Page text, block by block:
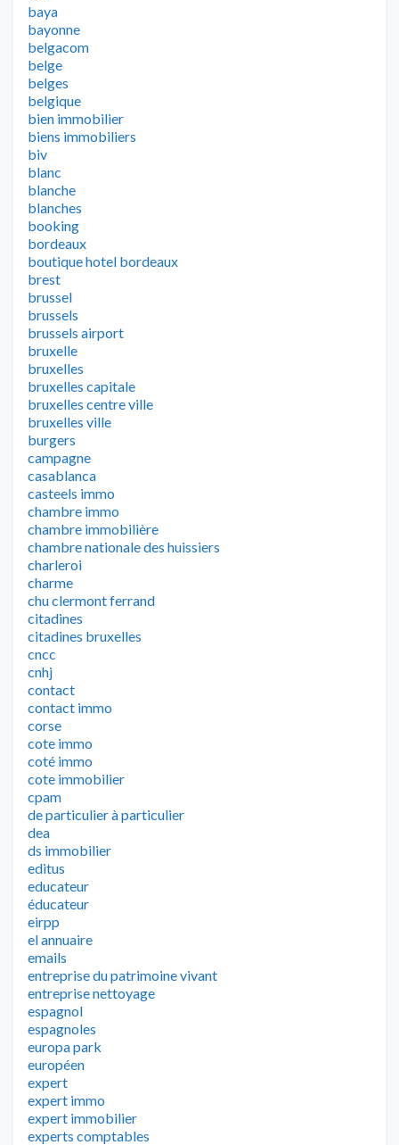
baya
bayonne
belgacom
belge
belges
belgique
bien immobilier
biens immobiliers
biv
blanc
blanche
blanches
booking
bordeaux
boutique hotel bordeaux
brest
brussel
brussels
brussels airport
bruxelle
bruxelles
bruxelles capitale
bruxelles centre ville
bruxelles ville
burgers
campagne
casablanca
casteels immo
chambre immo
chambre immobilière
chambre nationale des huissiers
charleroi
charme
chu clermont ferrand
citadines
citadines bruxelles
cncc
cnhj
contact
contact immo
corse
cote immo
coté immo
cote immobilier
cpam
de particulier à particulier
dea
ds immobilier
editus
educateur
éducateur
eirpp
el annuaire
emails
entreprise du patrimoine vivant
entreprise nettoyage
espagnol
espagnoles
europa park
européen
expert
expert immo
expert immobilier
experts comptables